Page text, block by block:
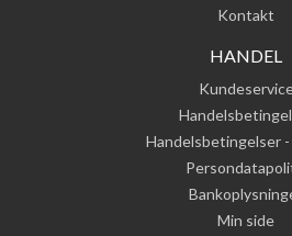
Kontakt
HANDEL
Handelsbetingelser
Min side